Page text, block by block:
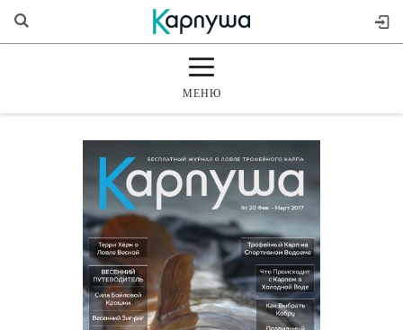
МЕНЮ